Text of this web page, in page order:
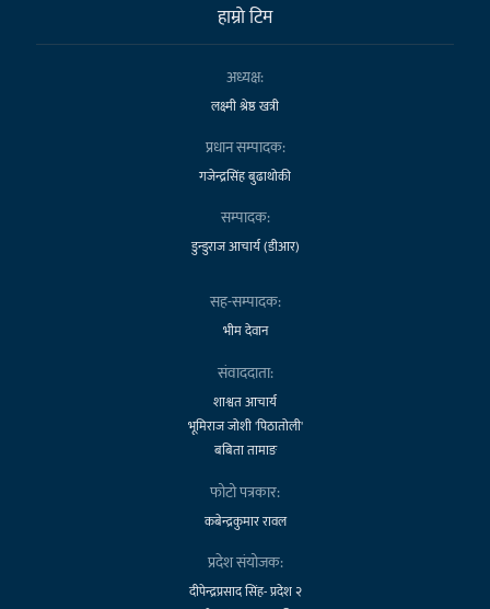
हाम्राे टिम
अध्यक्ष:
लक्ष्मी श्रेष्ठ खत्री
प्रधान सम्पादक:
गजेन्द्रसिंह बुढाथोकी
सम्पादक:
डुन्डुराज आचार्य (डीआर)
सह-सम्पादक:
भीम देवान
संवाददाता:
शाश्वत आचार्य
भूमिराज जोशी 'पिठातोली'
बबिता तामाङ
फोटो पत्रकार:
कबेन्द्रकुमार रावल
प्रदेश संयोजक:
दीपेन्द्रप्रसाद सिंह- प्रदेश २